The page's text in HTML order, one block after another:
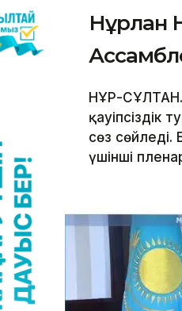
Нұрлан
НҰР-СҰЛТАН.
сөз
үшінші